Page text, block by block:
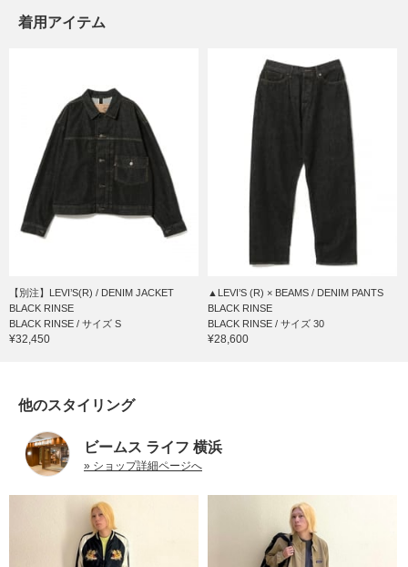
着用アイテム
【別注】LEVI’S(R) / DENIM JACKET
BLACK RINSE
BLACK RINSE / サイズ S
¥32,450
▲LEVI’S (R) × BEAMS / DENIM PANTS
BLACK RINSE
BLACK RINSE / サイズ 30
¥28,600
他のスタイリング
ビームス ライフ 横浜
» ショップ詳細ページへ